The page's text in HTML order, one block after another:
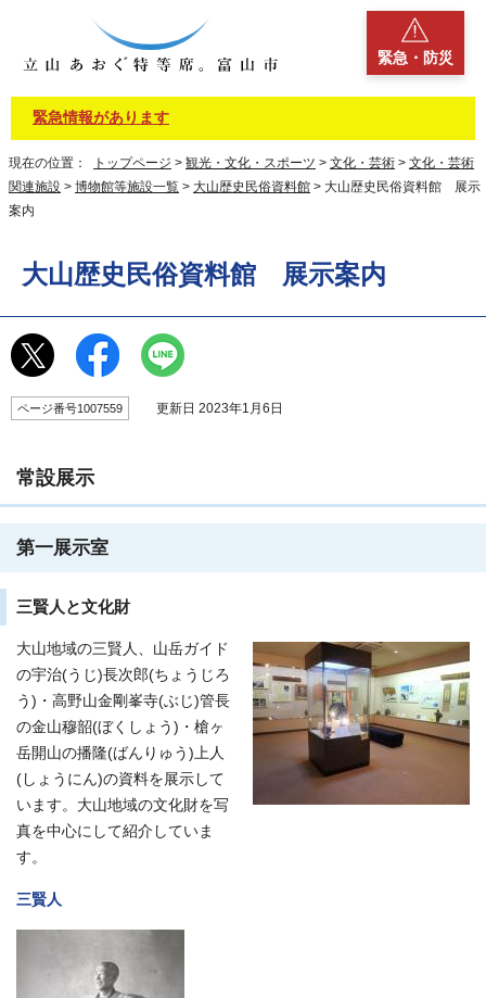
緊急・防災
緊急情報があります
現在の位置： トップページ > 観光・文化・スポーツ > 文化・芸術 > 文化・芸術
関連施設 > 博物館等施設一覧 > 大山歴史民俗資料館 > 大山歴史民俗資料館 展示
案内
大山歴史民俗資料館 展示案内
ページ番号1007559 更新日 2023年1月6日
常設展示
第一展示室
三賢人と文化財
大山地域の三賢人、山岳ガイド
の宇治(うじ)長次郎(ちょうじろ
う)・高野山金剛峯寺(ぶじ)管長
の金山穆韶(ぼくしょう)・槍ヶ
岳開山の播隆(ばんりゅう)上人
(しょうにん)の資料を展示して
います。大山地域の文化財を写
真を中心にして紹介していま
す。
三賢人